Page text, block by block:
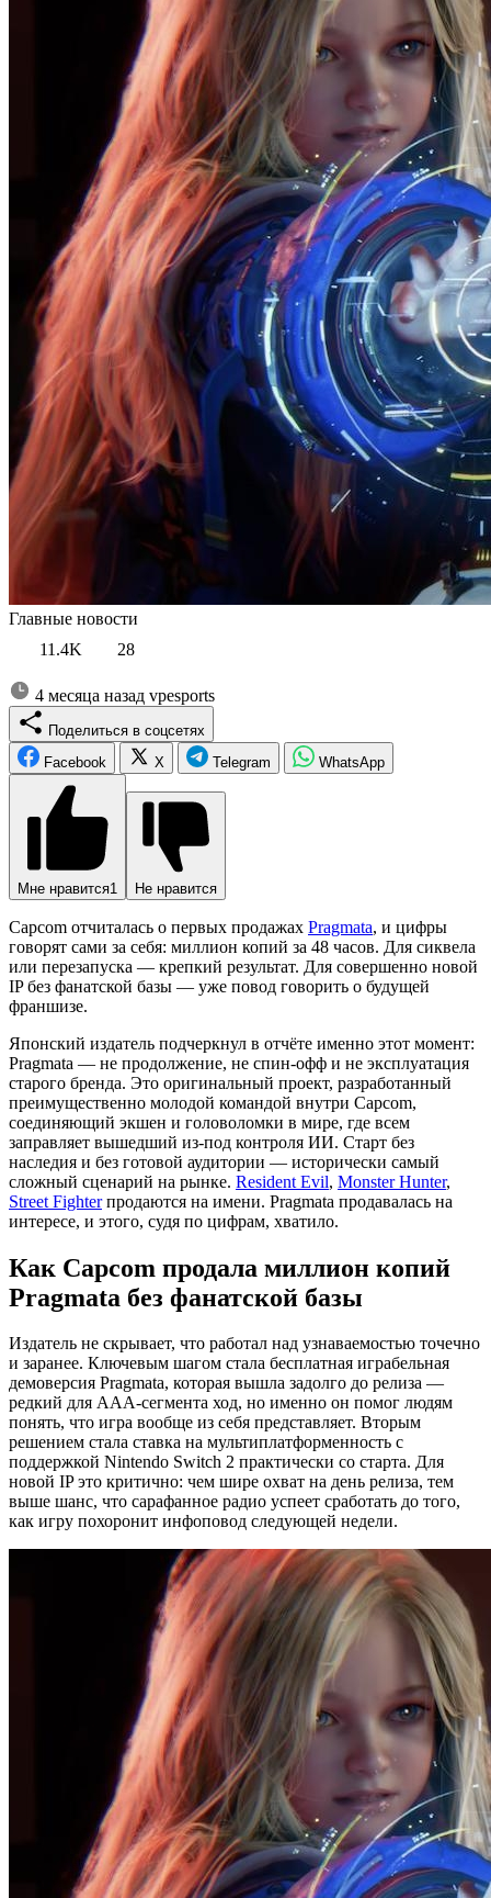
Главные новости
11.4K
28
4 месяца назад vpesports
Поделиться в соцсетях
Facebook
X Telegram WhatsApp
Мне нравится1 Не нравится
Capcom отчиталась о первых продажах Pragmata, и цифры
говорят сами за себя: миллион копий за 48 часов. Для сиквела
или перезапуска — крепкий результат. Для совершенно новой
IP без фанатской базы — уже повод говорить о будущей
франшизе.
Японский издатель подчеркнул в отчёте именно этот момент:
Pragmata — не продолжение, не спин-офф и не эксплуатация
старого бренда. Это оригинальный проект, разработанный
преимущественно молодой командой внутри Capcom,
соединяющий экшен и головоломки в мире, где всем
заправляет вышедший из-под контроля ИИ. Старт без
наследия и без готовой аудитории — исторически самый
сложный сценарий на рынке. Resident Evil, Monster Hunter,
Street Fighterпродаются на имени. Pragmata продавалась на
интересе, и этого, судя по цифрам, хватило.
Как Capcom продала миллион копий
Pragmata без фанатской базы
Издатель не скрывает, что работал над узнаваемостью точечно
и заранее. Ключевым шагом стала бесплатная играбельная
демоверсия Pragmata, которая вышла задолго до релиза —
редкий для AAA-сегмента ход, но именно он помог людям
понять, что игра вообще из себя представляет. Вторым
решением стала ставка на мультиплатформенность с
поддержкой Nintendo Switch 2 практически со старта. Для
новой IP это критично: чем шире охват на день релиза, тем
выше шанс, что сарафанное радио успеет сработать до того,
как игру похоронит инфоповод следующей недели.